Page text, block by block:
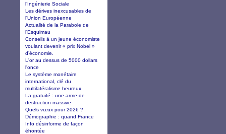
l’Ingénierie Sociale
Les dérives inexcusables de
l'Union Européenne
Actualité de la Parabole de
l'Esquimau
Conseils à un jeune économiste
voulant devenir « prix Nobel »
d’économie.
L'or au dessus de 5000 dollars
l'once
Le système monétaire
international, clé du
multilatéralisme heureux
La gratuité : une arme de
destruction massive
Quels vœux pour 2026 ?
Démographie : quand France
Info désinforme de façon
éhontée